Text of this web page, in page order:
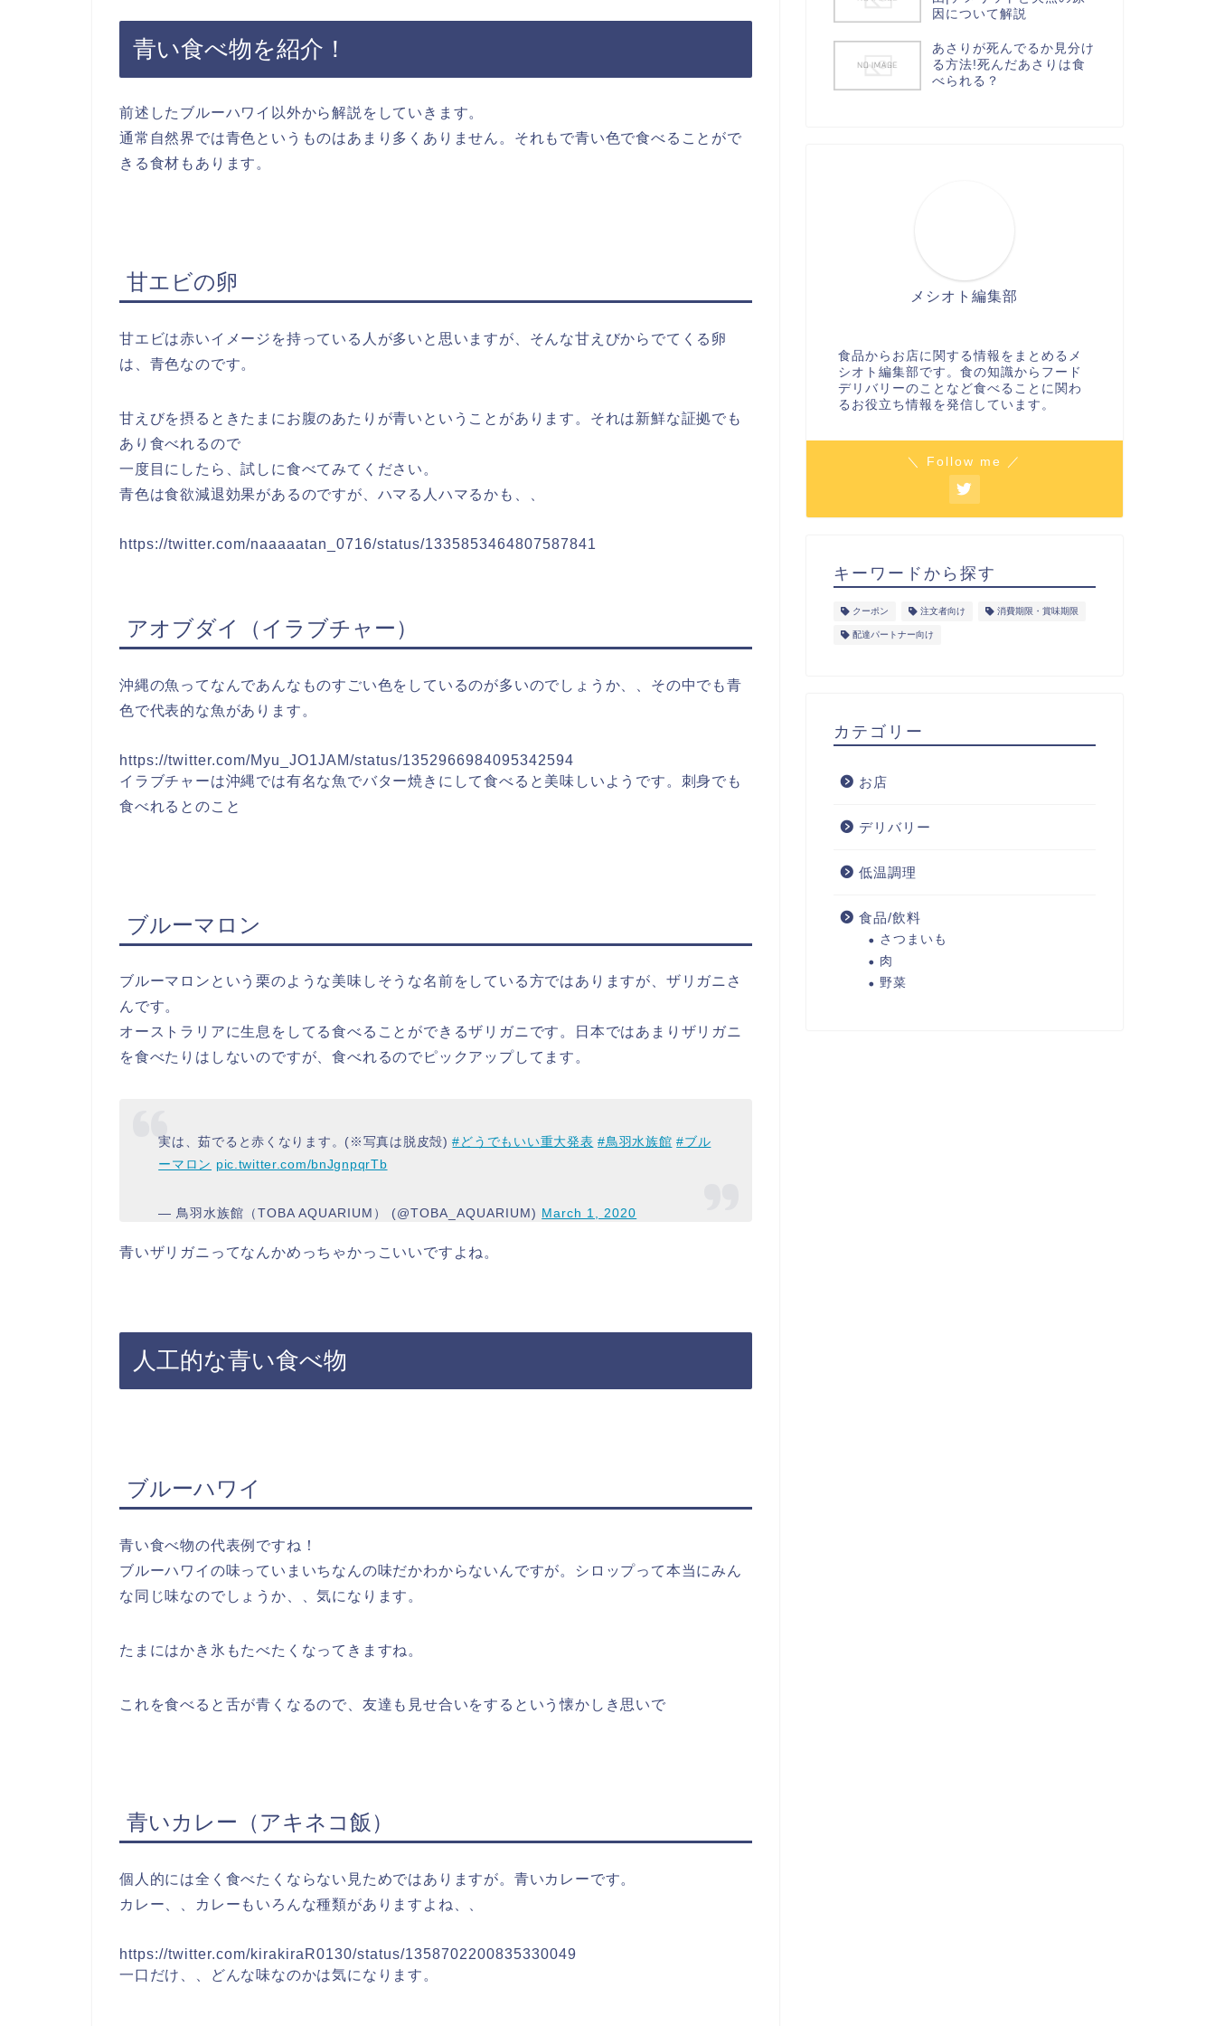
青い食べ物を紹介！
前述したブルーハワイ以外から解説をしていきます。
通常自然界では青色というものはあまり多くありません。それもで青い色で食べることがで
きる食材もあります。
甘エビの卵
甘エビは赤いイメージを持っている人が多いと思いますが、そんな甘えびからでてくる卵
は、青色なのです。
甘えびを摂るときたまにお腹のあたりが青いということがあります。それは新鮮な証拠でも
あり食べれるので
一度目にしたら、試しに食べてみてください。
青色は食欲減退効果があるのですが、ハマる人ハマるかも、、
https://twitter.com/naaaaatan_0716/status/1335853464807587841
アオブダイ（イラブチャー）
沖縄の魚ってなんであんなものすごい色をしているのが多いのでしょうか、、その中でも青
色で代表的な魚があります。
https://twitter.com/Myu_JO1JAM/status/1352966984095342594
イラブチャーは沖縄では有名な魚でバター焼きにして食べると美味しいようです。刺身でも
食べれるとのこと
ブルーマロン
ブルーマロンという栗のような美味しそうな名前をしている方ではありますが、ザリガニさ
んです。
オーストラリアに生息をしてる食べることができるザリガニです。日本ではあまりザリガニ
を食べたりはしないのですが、食べれるのでピックアップしてます。
実は、茹でると赤くなります。(※写真は脱皮殻)#どうでもいい重大発表 #鳥羽水族館 #ブル
ーマロン pic.twitter.com/bnJgnpqrTb
— 鳥羽水族館（TOBA AQUARIUM） (@TOBA_AQUARIUM) March 1, 2020
青いザリガニってなんかめっちゃかっこいいですよね。
人工的な青い食べ物
ブルーハワイ
青い食べ物の代表例ですね！
ブルーハワイの味っていまいちなんの味だかわからないんですが。シロップって本当にみん
な同じ味なのでしょうか、、気になります。
たまにはかき氷もたべたくなってきますね。
これを食べると舌が青くなるので、友達も見せ合いをするという懐かしき思いで
青いカレー（アキネコ飯）
個人的には全く食べたくならない見ためではありますが。青いカレーです。
カレー、、カレーもいろんな種類がありますよね、、
https://twitter.com/kirakiraR0130/status/1358702200835330049
一口だけ、、どんな味なのかは気になります。
因について解説
あさりが死んでるか見分け
る方法!死んだあさりは食
べられる？
メシオト編集部
食品からお店に関する情報をまとめるメ
シオト編集部です。食の知識からフード
デリバリーのことなど食べることに関わ
るお役立ち情報を発信しています。
＼ Follow me ／
キーワードから探す
クーポン 注文者向け 消費期限・賞味期限
配達パートナー向け
カテゴリー
お店
デリバリー
低温調理
食品/飲料
さつまいも
肉
野菜